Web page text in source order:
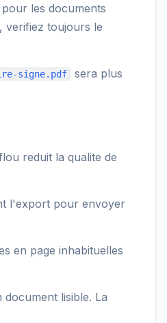
les documents
verifiez toujours le
signe.pdf
sera plus
reduit la qualite de
l'export pour envoyer
en page inhabituelles
lisible. La